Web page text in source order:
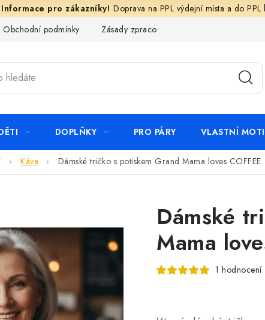
Doprava na PPL výdejní místa a do
Obchodní podmínky Zásady zpracování ochrany osobních údajů
DOPLŇKY PRO PÁRY VLASTNÍ
Káva Dámské tričko s potiskem Grand Mama loves COFFEE
Dámské
Mama
1 hodnocení